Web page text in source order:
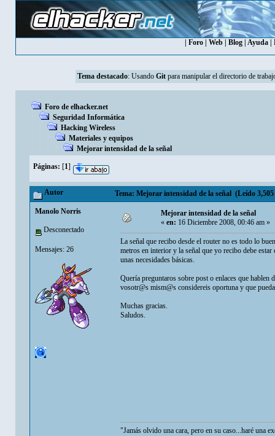
Foro Web Blog Ayuda
Tema destacado: Usando Git para manipular el directorio de
Foro de elhacker.net
Seguridad Informática
Hacking Wireless
Materiales y equipos
Mejorar intensidad de la señal
Páginas: [1]
Autor Tema: Mejorar intensidad de la señal (Leído 3,505
Manolo Norris
Desconectado
Mensajes: 26
Mejorar intensidad de la señal
«en:16 Diciembre 2008, 00:46 am »
La señal que recibo desde el router no es todo lo
metros en interior y la señal que yo recibo debe
unas necesidades básicas.
Quería preguntaros sobre post o enlaces que hablen
vosotr@s mism@s considereis oportuna y que
Muchas gracias.
Saludos.
"Jamás olvido una cara, pero en su caso...haré una